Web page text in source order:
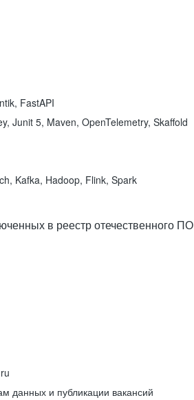
FastAPI
Junit 5, Maven, OpenTelemetry, Skaffold
Kafka, Hadoop, Flink, Spark
в реестр отечественного ПО
данных и публикации вакансий